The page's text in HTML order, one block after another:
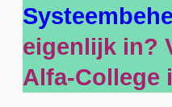
eigenlijk in?
Alfa-College